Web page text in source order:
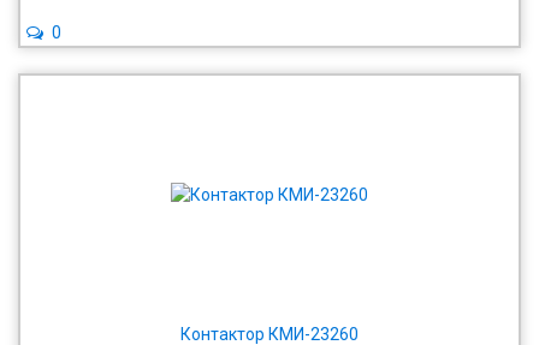
0
Контактор КМИ-23260